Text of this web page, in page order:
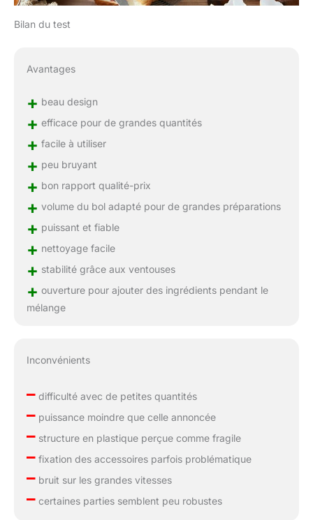
Bilan du test
Avantages
+ beau design
+ efficace pour de grandes quantités
+ facile à utiliser
+ peu bruyant
+ bon rapport qualité-prix
+ volume du bol adapté pour de grandes préparations
+ puissant et fiable
+ nettoyage facile
+ stabilité grâce aux ventouses
+ ouverture pour ajouter des ingrédients pendant le
mélange
Inconvénients
–difficulté avec de petites quantités
–puissance moindre que celle annoncée
–structure en plastique perçue comme fragile
–fixation des accessoires parfois problématique
–bruit sur les grandes vitesses
–certaines parties semblent peu robustes